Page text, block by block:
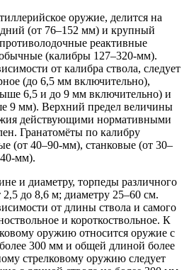
оружие, делится на
(от 76–152 мм) и крупный
реактивные
(калибры 127–320-мм).
от калибра ствола, следует
(до 6,5 мм включительно),
6,5 и до 9 мм включительно) и
9 мм). Верхний предел величины
действующими нормативными
Гранатомёты по калибру
(от 40–90-мм), станковые (от 30–
мм).
и диаметру, торпеды различного
до 8,6 м; диаметру 25–60 см.
от длины ствола и самого
и короткоствольное. К
оружию относится оружие с
300 мм и общей длиной более
стрелковому оружию следует